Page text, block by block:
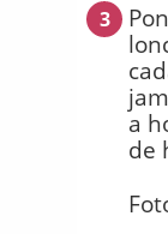
3
a
de